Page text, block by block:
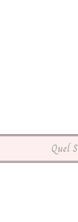
Quel